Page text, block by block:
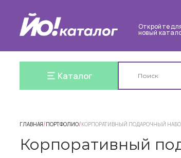
Откройте
новый
Каталог
ГЛАВНАЯ/ПОРТФОЛИО/КОРПОРАТИВНЫЙ ПОДАРОЧНЫЙ
Корпоративный